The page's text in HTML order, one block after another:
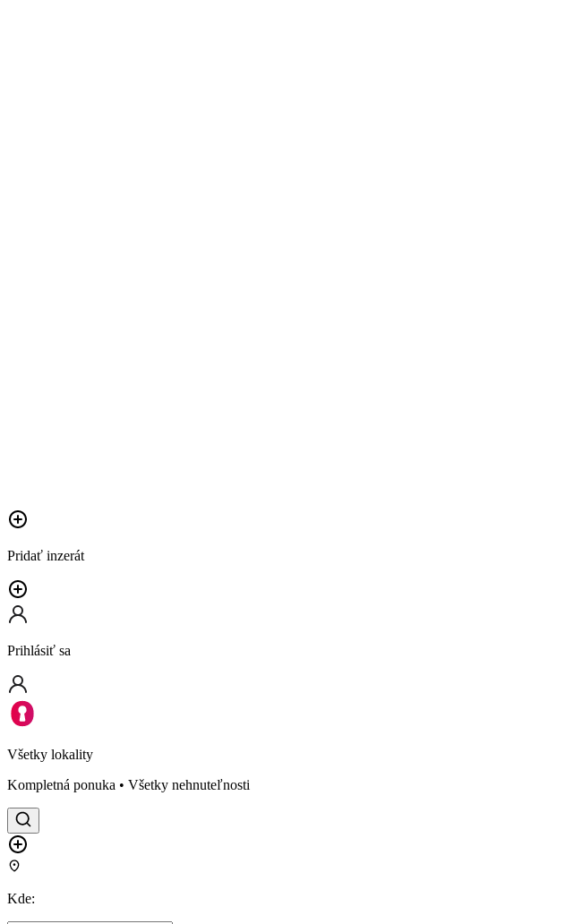
Pridať inzerát
Prihlásiť sa
Všetky lokality
Kompletná ponuka • Všetky nehnuteľnosti
Kde: